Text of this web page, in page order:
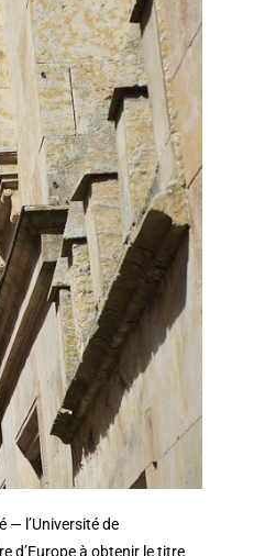
— l’Université de
d’Europe à obtenir le titre